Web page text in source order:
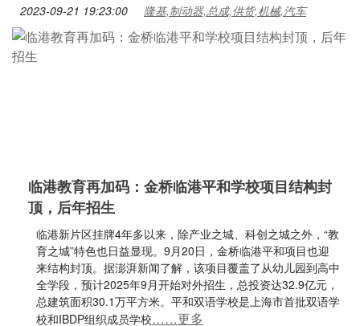
2023-09-21 19:23:00 隆基,制动器,总成,供货,机械,汽车
临港教育再加码：金桥临港平和学校项目结构封
顶，后年招生
临港新片区挂牌4年多以来，除产业之城、科创之城之外，“教
育之城”特色也日益显现。9月20日，金桥临港平和项目也迎
来结构封顶。据澎湃新闻了解，该项目覆盖了从幼儿园到高中
全学段，预计2025年9月开始对外招生，总投资达32.9亿元，
总建筑面积30.1万平方米。平和双语学校是上海市首批双语学
校和IBDP组织成员学校……更多